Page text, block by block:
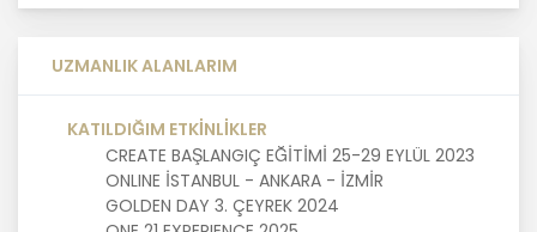
GAYRİMENKUL SATIŞ VE PAZARLAMA
A.Ş. kişisel veri sahiplerinin temel
haklarını ve kendi meşru
menfaatlerini dikkate alarak işlediği
kişisel verilerin doğru ve güncel
olmasını sağlamakla ve bu
doğrultuda gerekli tedbirleri almak
UZMANLIK ALANLARIM
KATILDIĞIM ETKİNLİKLER
CREATE BAŞLANGIÇ EĞİTİMİ 25-29 EYLÜL 2023
ONLINE İSTANBUL - ANKARA - İZMİR
GOLDEN DAY 3. ÇEYREK 2024